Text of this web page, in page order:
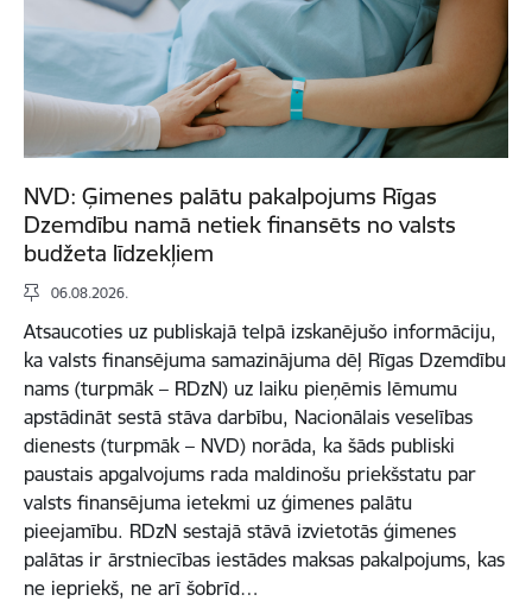
NVD: Ģimenes palātu pakalpojums Rīgas
Dzemdību namā netiek finansēts no valsts
budžeta līdzekļiem
06.08.2026.
Atsaucoties uz publiskajā telpā izskanējušo informāciju,
ka valsts finansējuma samazinājuma dēļ Rīgas Dzemdību
nams (turpmāk – RDzN) uz laiku pieņēmis lēmumu
apstādināt sestā stāva darbību, Nacionālais veselības
dienests (turpmāk – NVD) norāda, ka šāds publiski
paustais apgalvojums rada maldinošu priekšstatu par
valsts finansējuma ietekmi uz ģimenes palātu
pieejamību. RDzN sestajā stāvā izvietotās ģimenes
palātas ir ārstniecības iestādes maksas pakalpojums, kas
ne iepriekš, ne arī šobrīd…